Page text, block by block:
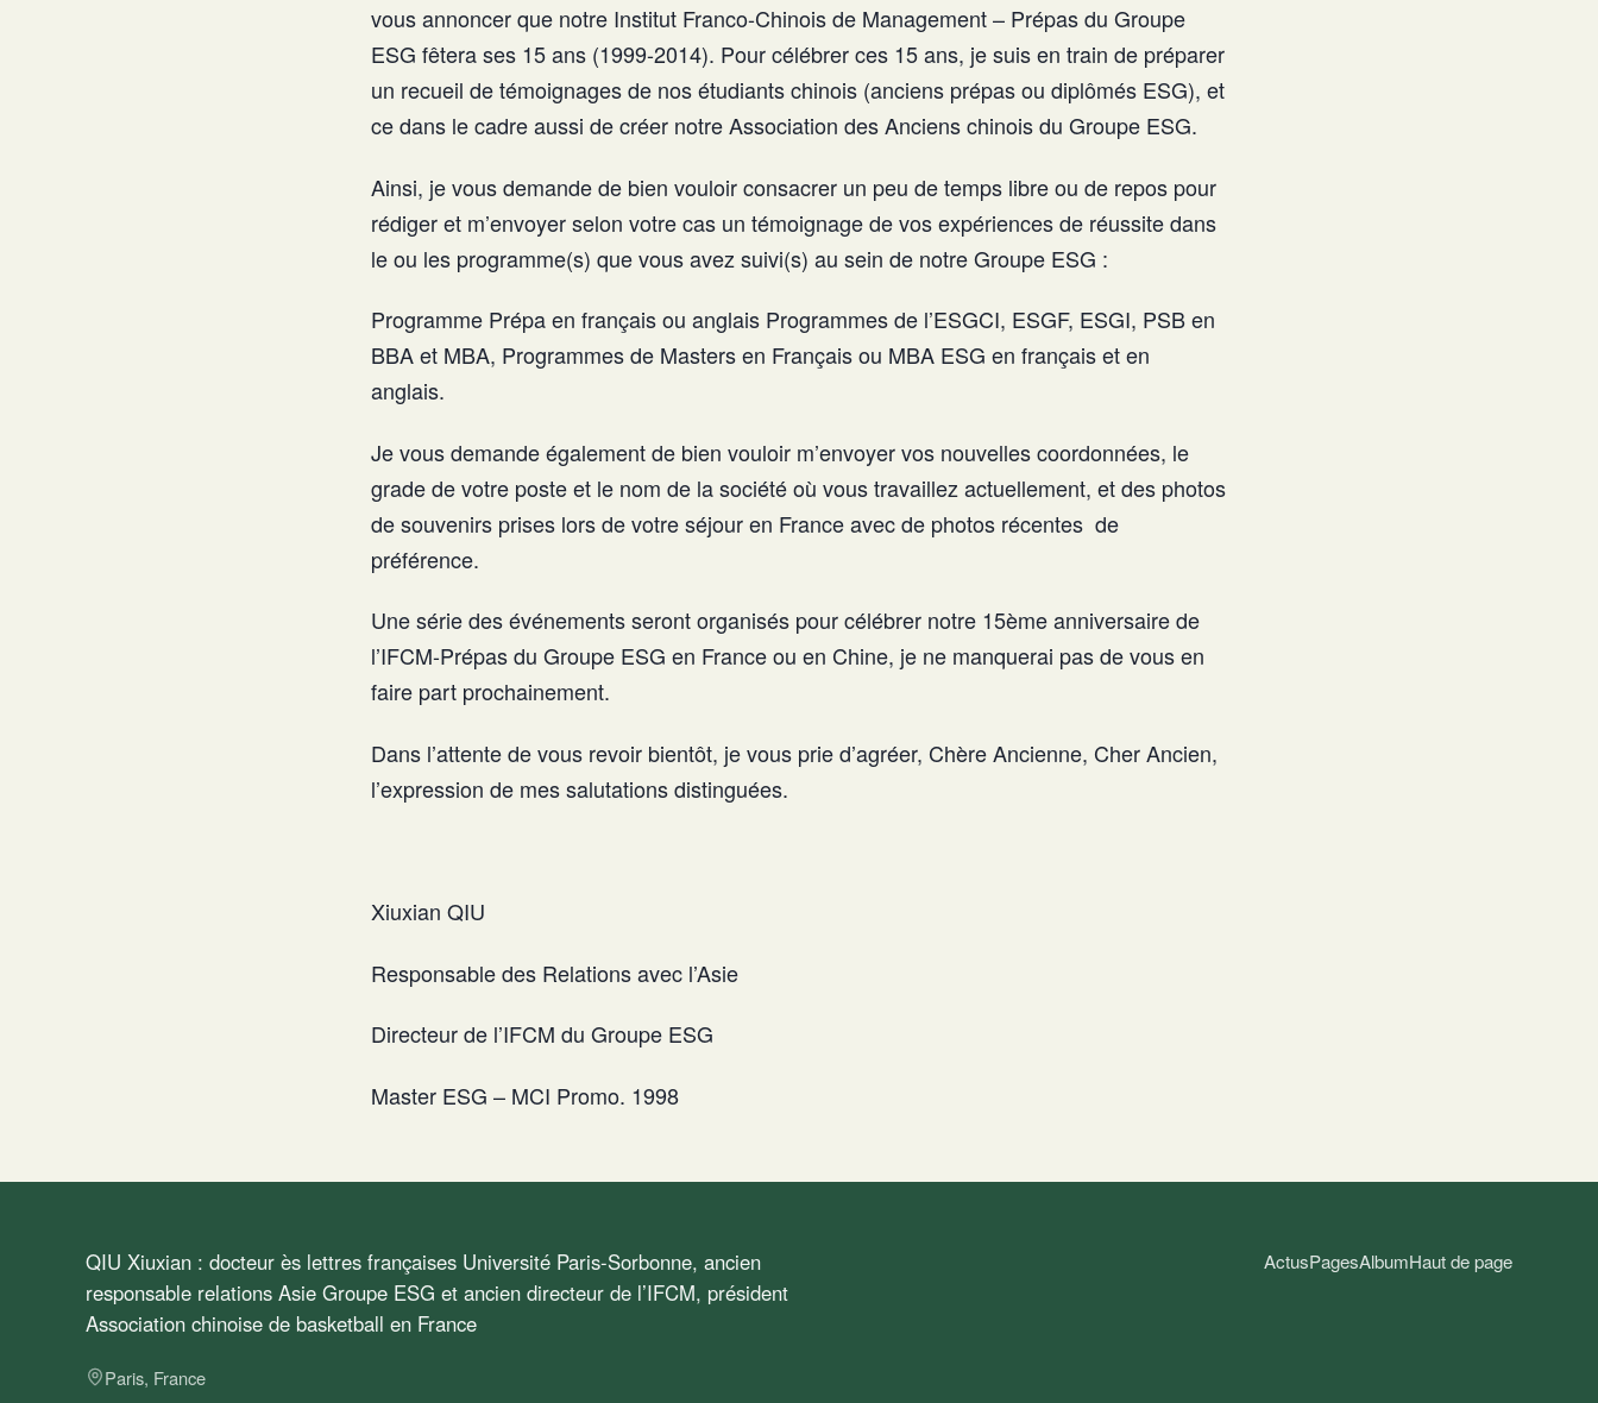
vous annoncer que notre Institut Franco-Chinois de Management – Prépas du Groupe
ESG fêtera ses 15 ans (1999-2014). Pour célébrer ces 15 ans, je suis en train de préparer
un recueil de témoignages de nos étudiants chinois (anciens prépas ou diplômés ESG), et
ce dans le cadre aussi de créer notre Association des Anciens chinois du Groupe ESG.
Ainsi, je vous demande de bien vouloir consacrer un peu de temps libre ou de repos pour
rédiger et m’envoyer selon votre cas un témoignage de vos expériences de réussite dans
le ou les programme(s) que vous avez suivi(s) au sein de notre Groupe ESG :
Programme Prépa en français ou anglais Programmes de l’ESGCI, ESGF, ESGI, PSB en
BBA et MBA, Programmes de Masters en Français ou MBA ESG en français et en
anglais.
Je vous demande également de bien vouloir m’envoyer vos nouvelles coordonnées, le
grade de votre poste et le nom de la société où vous travaillez actuellement, et des photos
de souvenirs prises lors de votre séjour en France avec de photos récentes de
préférence.
Une série des événements seront organisés pour célébrer notre 15ème anniversaire de
l’IFCM-Prépas du Groupe ESG en France ou en Chine, je ne manquerai pas de vous en
faire part prochainement.
Dans l’attente de vous revoir bientôt, je vous prie d’agréer, Chère Ancienne, Cher Ancien,
l’expression de mes salutations distinguées.
Xiuxian QIU
Responsable des Relations avec l’Asie
Directeur de l’IFCM du Groupe ESG
Master ESG – MCI Promo. 1998
QIU Xiuxian : docteur ès lettres françaises Université Paris-Sorbonne, ancien
responsable relations Asie Groupe ESG et ancien directeur de l’IFCM, président
Association chinoise de basketball en France
Paris, France
ActusPagesAlbumHaut de page